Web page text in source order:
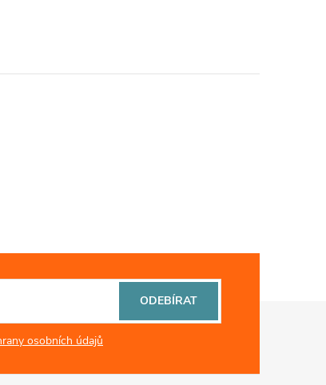
osobních údajů
ODEBÍRAT